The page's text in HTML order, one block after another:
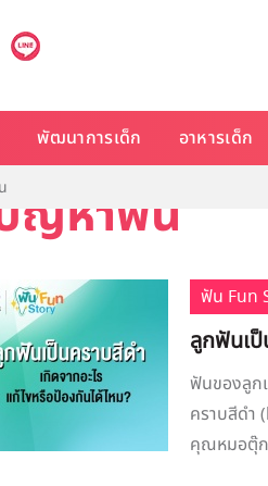
พัฒนาการเด็ก อาหารเด็ก
ญหาฟัน
ฟัน Fun
ลูกฟันเป็
ฟันของลูก
คราบสีดำ
คุณหมอตุ๊ก